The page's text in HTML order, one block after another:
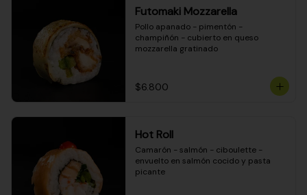
Futomaki Mozzarella
Pollo apanado - pimentón -
champiñón - cubierto en queso
mozzarella gratinado
$6.800
Hot Roll
Camarón - salmón - ciboulette -
envuelto en salmón cocido y pasta
picante